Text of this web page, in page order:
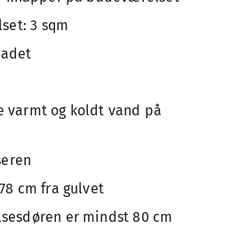
3 sqm
varmt og koldt vand på
cm fra gulvet
er mindst 80 cm